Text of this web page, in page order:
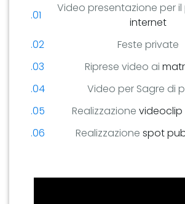
Video presentazione per
internet
Feste private
Riprese video ai
Video per Sagre di
Realizzazione videoclip
Realizzazione spot